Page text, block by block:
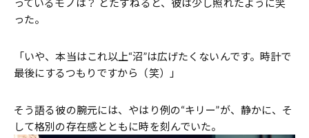
っているモノは？ とたずねると、彼は少し照れたように笑
った。
「いや、本当はこれ以上“沼”は広げたくないんです。時計で
最後にするつもりですから（笑）」
そう語る彼の腕元には、やはり例の“キリー”が、静かに、そ
して格別の存在感とともに時を刻んでいた。